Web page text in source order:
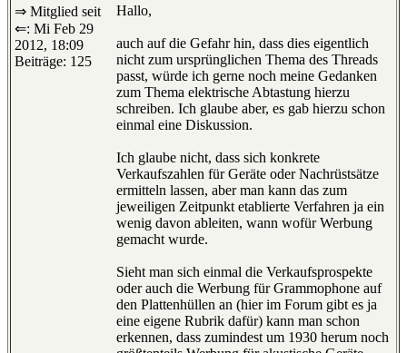
⇒ Mitglied seit
⇐: Mi Feb 29
2012, 18:09
Beiträge: 125
Hallo,
auch auf die Gefahr hin, dass dies eigentlich
nicht zum ursprünglichen Thema des Threads
passt, würde ich gerne noch meine Gedanken
zum Thema elektrische Abtastung hierzu
schreiben. Ich glaube aber, es gab hierzu schon
einmal eine Diskussion.
Ich glaube nicht, dass sich konkrete
Verkaufszahlen für Geräte oder Nachrüstsätze
ermitteln lassen, aber man kann das zum
jeweiligen Zeitpunkt etablierte Verfahren ja ein
wenig davon ableiten, wann wofür Werbung
gemacht wurde.
Sieht man sich einmal die Verkaufsprospekte
oder auch die Werbung für Grammophone auf
den Plattenhüllen an (hier im Forum gibt es ja
eine eigene Rubrik dafür) kann man schon
erkennen, dass zumindest um 1930 herum noch